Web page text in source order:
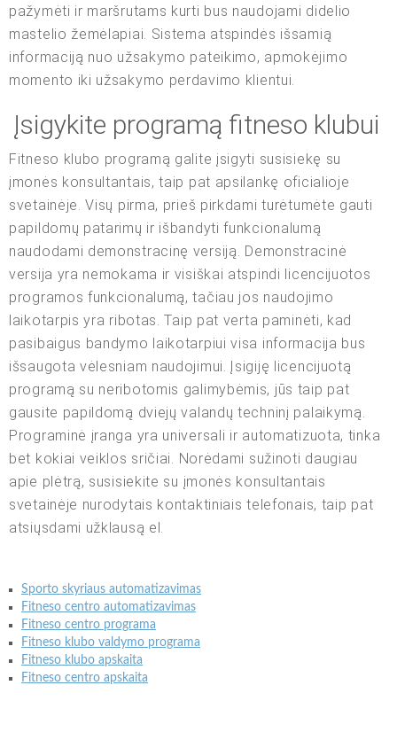
pažymėti ir maršrutams kurti bus naudojami didelio
mastelio žemėlapiai. Sistema atspindės išsamią
informaciją nuo užsakymo pateikimo, apmokėjimo
momento iki užsakymo perdavimo klientui.
Įsigykite programą fitneso klubui
Fitneso klubo programą galite įsigyti susisiekę su
įmonės konsultantais, taip pat apsilankę oficialioje
svetainėje. Visų pirma, prieš pirkdami turėtumėte gauti
papildomų patarimų ir išbandyti funkcionalumą
naudodami demonstracinę versiją. Demonstracinė
versija yra nemokama ir visiškai atspindi licencijuotos
programos funkcionalumą, tačiau jos naudojimo
laikotarpis yra ribotas. Taip pat verta paminėti, kad
pasibaigus bandymo laikotarpiui visa informacija bus
išsaugota vėlesniam naudojimui. Įsigiję licencijuotą
programą su neribotomis galimybėmis, jūs taip pat
gausite papildomą dviejų valandų techninį palaikymą.
Programinė įranga yra universali ir automatizuota, tinka
bet kokiai veiklos sričiai. Norėdami sužinoti daugiau
apie plėtrą, susisiekite su įmonės konsultantais
svetainėje nurodytais kontaktiniais telefonais, taip pat
atsiųsdami užklausą el.
Sporto skyriaus automatizavimas
Fitneso centro automatizavimas
Fitneso centro programa
Fitneso klubo valdymo programa
Fitneso klubo apskaita
Fitneso centro apskaita